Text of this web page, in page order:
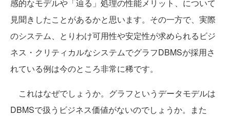
感的なモデルや「辿る」処理の性能メリット、について
見聞きしたことがあるかと思います。その一方で、実際
のシステム、とりわけ可用性や安定性が求められるビジ
ネス・クリティカルなシステムでグラフDBMSが採用さ
れている例は今のところ非常に稀です。
これはなぜでしょうか。グラフというデータモデルは
DBMSで扱うビジネス価値がないのでしょうか。また